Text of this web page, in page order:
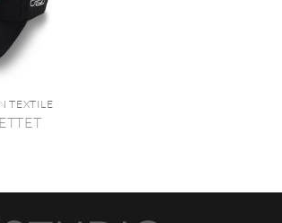
TEXTILE